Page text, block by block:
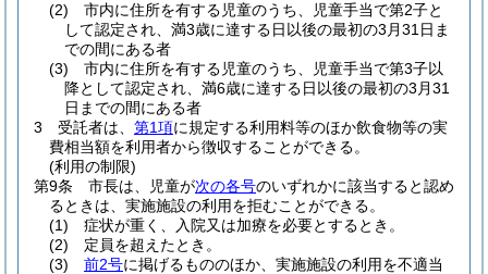
(2)
市内に住所を有する児童のうち、児童手当で第2子と
して認定され、満3歳に達する日以後の最初の3月31日ま
での間にある者
(3)
市内に住所を有する児童のうち、児童手当で第3子以
降として認定され、満6歳に達する日以後の最初の3月31
日までの間にある者
3
受託者は、 第1項に規定する利用料等のほか飲食物等の実
費相当額を利用者から徴収することができる。
(利用の制限)
第9条
市長は、児童が次の各号のいずれかに該当すると認め
るときは、実施施設の利用を拒むことができる。
(1)
症状が重く、入院又は加療を必要とするとき。
(2)
定員を超えたとき。
(3)
前2号に掲げるもののほか、実施施設の利用を不適当